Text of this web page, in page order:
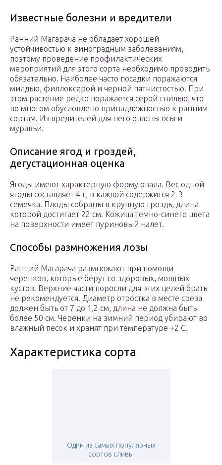
Известные болезни и вредители
Ранний Магарача не обладает хорошей
устойчивостью к виноградным заболеваниям,
поэтому проведение профилактических
мероприятий для этого сорта необходимо проводить
обязательно. Наиболее часто посадки поражаются
милдью, филлоксерой и черной пятнистостью. При
этом растение редко поражается серой гнилью, что
во многом обусловлено принадлежностью к ранним
сортам. Из вредителей для него опасны осы и
муравьи.
Описание ягод и гроздей,
дегустационная оценка
Ягоды имеют характерную форму овала. Вес одной
ягоды составляет 4 г, в каждой содержится 2-3
семечка. Плоды собраны в крупную гроздь, длина
которой достигает 22 см. Кожица темно-синего цвета
на поверхности имеет пуриновый налет.
Способы размножения лозы
Ранний Магарача размножают при помощи
черенков, которые берут со здоровых, мощных
кустов. Верхние части поросли для этих целей брать
не рекомендуется. Диаметр отростка в месте среза
должен быть от 7 до 1,2 см, длина не должна быть
более 50 см. Черенки на зимний период убирают во
влажный песок и хранят при температуре +2 C.
Характеристика сорта
Один из самых популярных
сортов сливы